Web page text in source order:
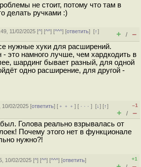
не стоит, потому что там в
делать ручками :)
11/02/2025 [^] [^^] [^^^] [ответить][↑]
+ / –
нужные хуки для расширений.
это намного лучше, чем хардкодить в
шардинг бывает разный, для одной
одно расширение, для другой -
10/02/2025 [ответить] [ ﹢﹢﹢] [ · · ·][↓] [↑]
–1
+ / –
Голова реально взрывалась от
Почему этого нет в функционале
нужно?!
10/02/2025 [^] [^^] [^^^] [ответить]
+1